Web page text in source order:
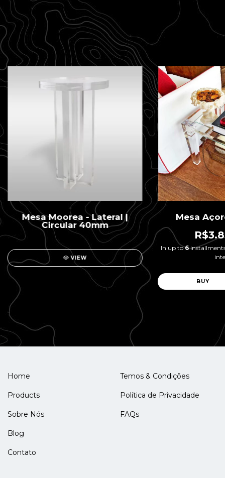
Mesa Moorea - Lateral |
Circular 40mm
VIEW
Mesa
In up to6
Home
Products
Sobre Nós
Blog
Contato
Temos & Condições
Política de Privacidade
FAQs